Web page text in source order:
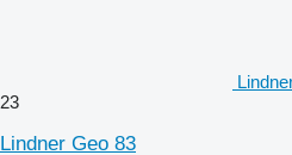
23
Lindner Geo 83